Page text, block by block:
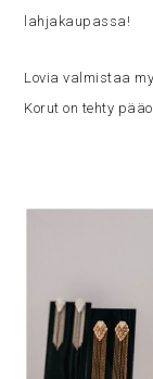
lahjakaupassa!
Lovia valmistaa
Korut on tehty